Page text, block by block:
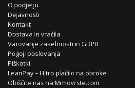
O podjetju
Dejavnosti
Kontakt
Dostava in vračila
Varovanje zasebnosti in GDPR
Pogoji poslovanja
Piškotki
LeanPay – Hitro plačilo na obroke
Obiščite nas na Mimovrste.com